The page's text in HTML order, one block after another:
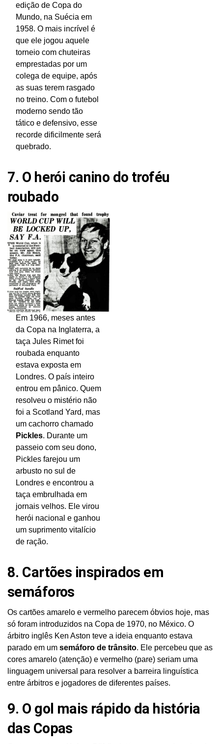
edição de Copa do
Mundo, na Suécia em
1958. O mais incrível é
que ele jogou aquele
torneio com chuteiras
emprestadas por um
colega de equipe, após
as suas terem rasgado
no treino. Com o futebol
moderno sendo tão
tático e defensivo, esse
recorde dificilmente será
quebrado.
7. O herói canino do troféu
roubado
Em 1966, meses antes
da Copa na Inglaterra, a
taça Jules Rimet foi
roubada enquanto
estava exposta em
Londres. O país inteiro
entrou em pânico. Quem
resolveu o mistério não
foi a Scotland Yard, mas
um cachorro chamado
Pickles. Durante um
passeio com seu dono,
Pickles farejou um
arbusto no sul de
Londres e encontrou a
taça embrulhada em
jornais velhos. Ele virou
herói nacional e ganhou
um suprimento vitalício
de ração.
8. Cartões inspirados em
semáforos
Os cartões amarelo e vermelho parecem óbvios hoje, mas
só foram introduzidos na Copa de 1970, no México. O
árbitro inglês Ken Aston teve a ideia enquanto estava
parado em um semáforo de trânsito. Ele percebeu que as
cores amarelo (atenção) e vermelho (pare) seriam uma
linguagem universal para resolver a barreira linguística
entre árbitros e jogadores de diferentes países.
9. O gol mais rápido da história
das Copas